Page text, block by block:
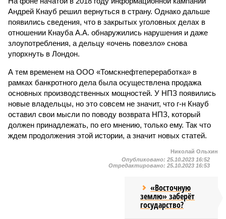
Андрей Кнауб решил вернуться в страну. Однако дальше
появились сведения, что в закрытых уголовных делах в
отношении Кнауба А.А. обнаружились нарушения и даже
злоупотребления, а дельцу «очень повезло» снова
упорхнуть в Лондон.
А тем временем на ООО «Томскнефтепереработка» в
рамках банкротного дела была осуществлена продажа
основных производственных мощностей. У НПЗ появились
новые владельцы, но это совсем не значит, что г-н Кнауб
оставил свои мысли по поводу возврата НПЗ, который
должен принадлежать, по его мнению, только ему. Так что
ждем продолжения этой истории, а значит новых статей.
Николай Ольхин
Опубликовано: 25.10.2023 16:52
Отредактировано: 25.10.2023 16:53
«Восточную
землю» заберёт
государство?